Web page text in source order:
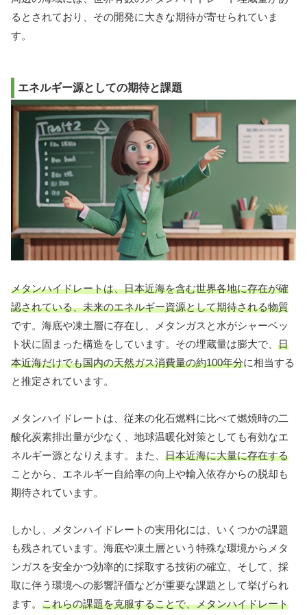
るとされており、その開発に大きな期待が寄せられていま
す。
エネルギー源としての期待と課題
メタンハイドレートは、日本近海を含む世界各地に存在が確
認されている、未来のエネルギー資源として期待される物質
です。海底や凍土層に存在し、メタンガスと水がシャーベッ
ト状に固まった構造をしています。その埋蔵量は膨大で、 日
本近海だけでも国内の天然ガス消費量の約100年分に相当する
と推定されています。
メタンハイドレートは、従来の化石燃料に比べて燃焼時の二
酸化炭素排出量が少なく、地球温暖化対策としても有効なエ
ネルギー源となりえます。また、 日本近海に大量に存在する
ことから、エネルギー自給率の向上や輸入依存からの脱却も
期待されています。
しかし、メタンハイドレートの実用化には、いくつかの課題
も残されています。海底や凍土層という特殊な環境からメタ
ンガスを安全かつ効率的に採取する技術の確立、そして、採
取に伴う環境への影響評価などが重要な課題として挙げられ
ます。 これらの課題を克服することで、メタンハイドレート